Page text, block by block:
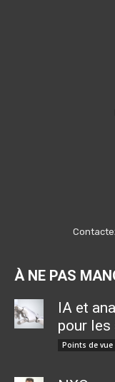
À NE PAS
IA et
pour les
Points de vue